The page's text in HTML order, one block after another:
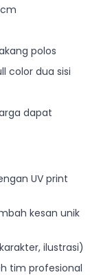
polos
color dua sisi
dapat
UV print
kesan unik
ilustrasi)
tim profesional